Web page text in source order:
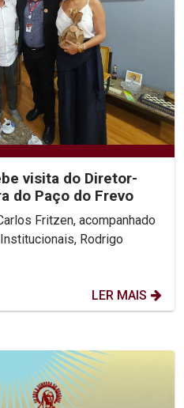
visita do Diretor-
do Paço do Frevo
Fritzen, acompanhado
Rodrigo
LER MAIS